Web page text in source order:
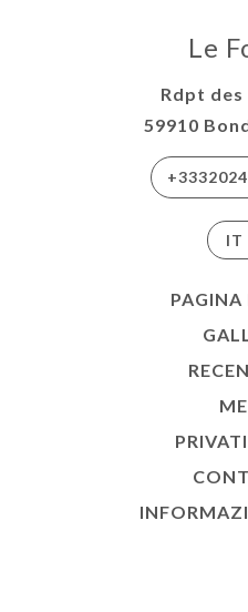
Le
Rdpt des
59910
IT